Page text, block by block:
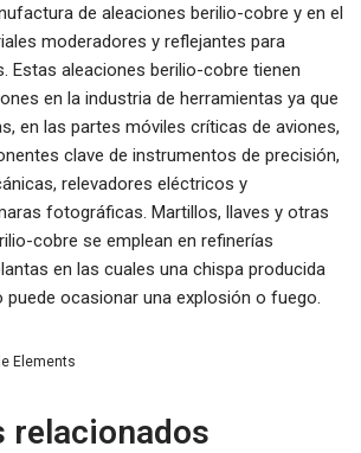
de aleaciones berilio-cobre y en el
moderadores y reflejantes para
Estas aleaciones berilio-cobre tienen
en la industria de herramientas ya que
en las partes móviles críticas de aviones,
clave de instrumentos de precisión,
relevadores eléctricos y
fotográficas. Martillos, llaves y otras
cobre se emplean en refinerías
en las cuales una chispa producida
puede ocasionar una explosión o fuego.
Elements
relacionados